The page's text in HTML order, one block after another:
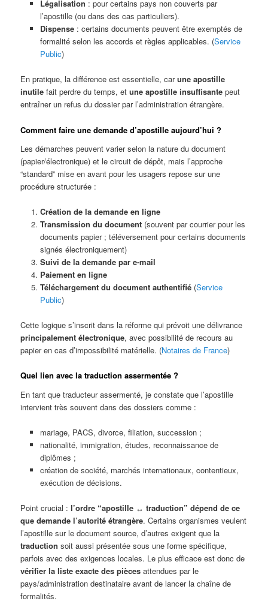
Légalisation : pour certains pays non couverts par
l’apostille (ou dans des cas particuliers).
Dispense: certains documents peuvent être exemptés de
formalité selon les accords et règles applicables. (Service
Public)
En pratique, la différence est essentielle, carune apostille
inutile fait perdre du temps, etune apostille insuffisante peut
entraîner un refus du dossier par l’administration étrangère.
Comment faire une demande d’apostille aujourd’hui ?
Les démarches peuvent varier selon la nature du document
(papier/électronique) et le circuit de dépôt, mais l’approche
“standard” mise en avant pour les usagers repose sur une
procédure structurée :
Création de la demande en ligne
Transmission du document(souvent par courrier pour les
documents papier ; téléversement pour certains documents
signés électroniquement)
Suivi de la demande par e-mail
Paiement en ligne
Téléchargement du document authentifié(Service
Public)
Cette logique s’inscrit dans la réforme qui prévoit une délivrance
principalement électronique, avec possibilité de recours au
papier en cas d’impossibilité matérielle. (Notaires de France)
Quel lien avec la traduction assermentée ?
En tant que traducteur assermenté, je constate que l’apostille
intervient très souvent dans des dossiers comme :
mariage, PACS, divorce, filiation, succession ;
nationalité, immigration, études, reconnaissance de
diplômes ;
création de société, marchés internationaux, contentieux,
exécution de décisions.
Point crucial :l’ordre “apostille ↔ traduction” dépend de ce
que demande l’autorité étrangère. Certains organismes veulent
l’apostille sur le document source, d’autres exigent que la
traduction soit aussi présentée sous une forme spécifique,
parfois avec des exigences locales. Le plus efficace est donc de
vérifier la liste exacte des pièces attendues par le
pays/administration destinataire avant de lancer la chaîne de
formalités.